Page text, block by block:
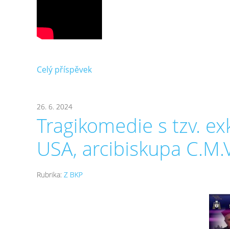
Celý příspěvek
26. 6. 2024
Tragikomedie s tzv.
USA, arcibiskupa
Rubrika: Z BKP